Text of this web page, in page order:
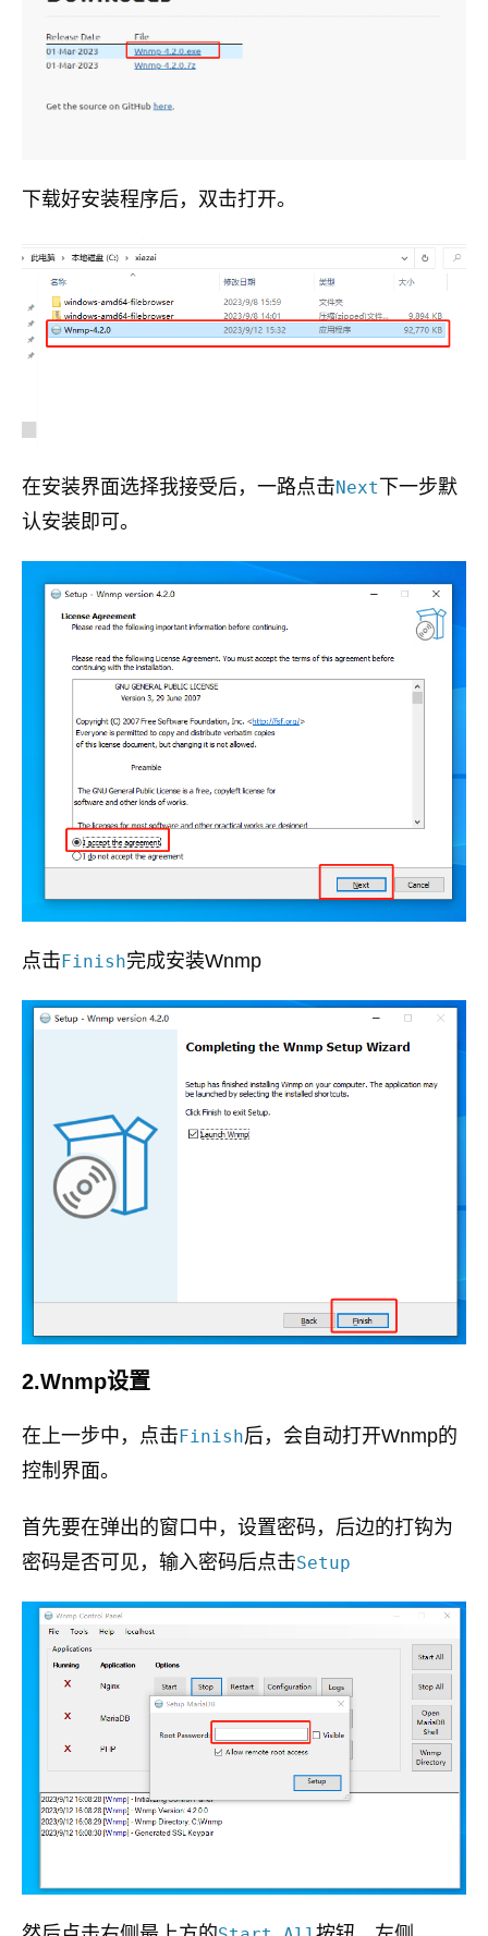
下载好安装程序后，双击打开。
在安装界面选择我接受后，一路点击Next下一步默
认安装即可。
点击 Finish完成安装Wnmp
2.Wnmp设置
在上一步中，点击 Finish后，会自动打开Wnmp的
控制界面。
首先要在弹出的窗口中，设置密码，后边的打钩为
密码是否可见，输入密码后点击Setup